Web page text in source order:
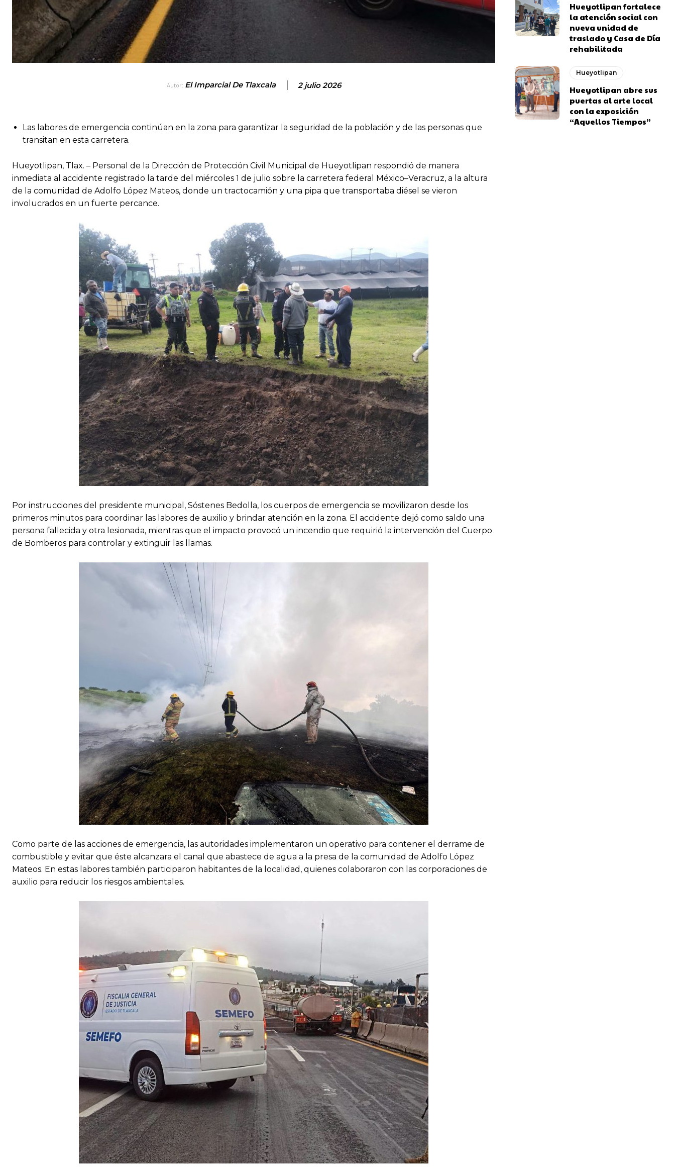
Autor: El Imparcial De Tlaxcala 2 julio 2026
Las labores de emergencia continúan en la zona para garantizar la seguridad de la población y de las personas que
transitan en esta carretera.
Hueyotlipan, Tlax. – Personal de la Dirección de Protección Civil Municipal de Hueyotlipan respondió de manera
inmediata al accidente registrado la tarde del miércoles 1 de julio sobre la carretera federal México–Veracruz, a la altura
de la comunidad de Adolfo López Mateos, donde un tractocamión y una pipa que transportaba diésel se vieron
involucrados en un fuerte percance.
Por instrucciones del presidente municipal, Sóstenes Bedolla, los cuerpos de emergencia se movilizaron desde los
primeros minutos para coordinar las labores de auxilio y brindar atención en la zona. El accidente dejó como saldo una
persona fallecida y otra lesionada, mientras que el impacto provocó un incendio que requirió la intervención del Cuerpo
de Bomberos para controlar y extinguir las llamas.
Como parte de las acciones de emergencia, las autoridades implementaron un operativo para contener el derrame de
combustible y evitar que éste alcanzara el canal que abastece de agua a la presa de la comunidad de Adolfo López
Mateos. En estas labores también participaron habitantes de la localidad, quienes colaboraron con las corporaciones de
auxilio para reducir los riesgos ambientales.
Hueyotlipan fortalece
la atención social con
nueva unidad de
traslado y Casa de Día
rehabilitada
Hueyotlipan
Hueyotlipan abre sus
puertas al arte local
con la exposición
“Aquellos Tiempos”